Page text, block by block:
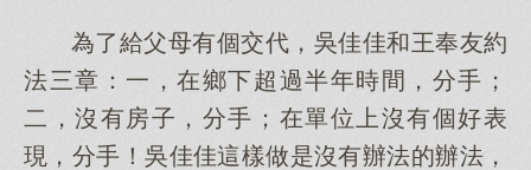
為了給父母有個交代，吳佳佳和王奉友約
法三章：一，在鄉下超過半年時間，分手；
二，沒有房子，分手；在單位上沒有個好表
現，分手！吳佳佳這樣做是沒有辦法的辦法，